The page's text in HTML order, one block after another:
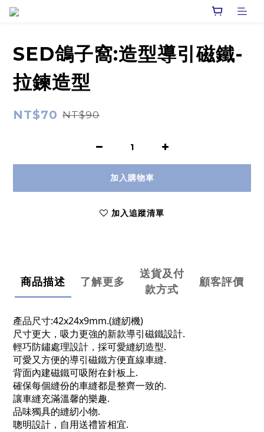
SED鴿子窩:造型導引磁鐵-
拉鍊造型
NT$70 NT$90
加入購物車
加入追蹤清單
商品描述 了解更多
送貨及付
款方式
顧客評價
產品尺寸:42x24x9mm.(縫紉機)
尺寸更大，吸力更強的新款導引磁鐵設計.
輕巧防鏽處理設計，採可愛縫紉造型.
可愛又方便的導引磁鐵方便直線車縫.
背面內建磁鐵可吸附在針板上.
確保每個縫份的車縫都是整齊一致的.
讓車縫充滿溫馨的樂趣.
品味獨具的縫紉小物.
聰明設計，自用送禮皆相宜.